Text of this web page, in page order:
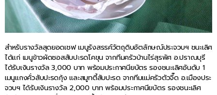
สำหรับรางวัลสุดยอดเชฟ เมนูรังสรรค์วัตถุดิบอัตลักษณ์ประจวบฯ ชนะเลิศ
ได้แก่ เมนูข้าวผัดซอสสับปะรดโคขุน จากทีมครัวบ้านไร่สุรพัศ อ.ปราณบุรี
ได้รับเงินรางวัล 3,000 บาท พร้อมประกาศนียบัตร รองชนะเลิศอันดับ 1
เมนูแกงคั่วสับปะรดกุ้ง และสมูทตี้สับปะรด จากทีมแม่ครัวตัวจี๊ด อ.เมืองประ
จวบฯ ได้รับเงินรางวัล 2,000 บาท พร้อมประกาศนียบัตร รองชนะเลิศ